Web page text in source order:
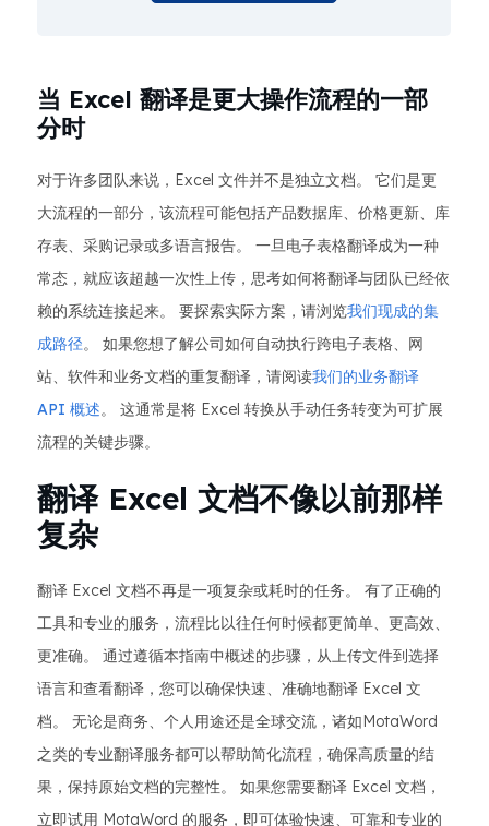
当 Excel 翻译是更大操作流程的一部
分时
对于许多团队来说，Excel 文件并不是独立文档。 它们是更
大流程的一部分，该流程可能包括产品数据库、价格更新、库
存表、采购记录或多语言报告。 一旦电子表格翻译成为一种
常态，就应该超越一次性上传，思考如何将翻译与团队已经依
赖的系统连接起来。 要探索实际方案，请浏览我们现成的集
成路径。 如果您想了解公司如何自动执行跨电子表格、网
站、软件和业务文档的重复翻译，请阅读我们的业务翻译
API 概述。 这通常是将 Excel 转换从手动任务转变为可扩展
流程的关键步骤。
翻译 Excel 文档不像以前那样
复杂
翻译 Excel 文档不再是一项复杂或耗时的任务。 有了正确的
工具和专业的服务，流程比以往任何时候都更简单、更高效、
更准确。 通过遵循本指南中概述的步骤，从上传文件到选择
语言和查看翻译，您可以确保快速、准确地翻译 Excel 文
档。 无论是商务、个人用途还是全球交流，诸如MotaWord
之类的专业翻译服务都可以帮助简化流程，确保高质量的结
果，保持原始文档的完整性。 如果您需要翻译 Excel 文档，
立即试用 MotaWord 的服务，即可体验快速、可靠和专业的